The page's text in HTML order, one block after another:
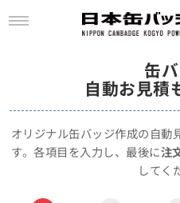
缶
自動お見積
オリジナル缶バッジ作成の自動
す。各項目を入力し、最後に注
してく